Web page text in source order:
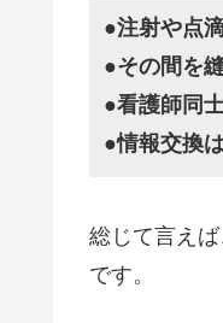
●注射や点
●その間を
●看護師同
●情報交換
総じて言え
です。